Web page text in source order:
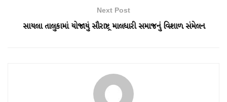
Next Post
સાયલા તાલુકામાં યોજાયું સૌરાષ્ટ્ર માલધારી સમાજનું વિશાળ સંમેલન